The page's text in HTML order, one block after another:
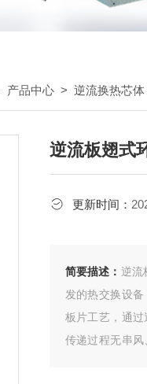
产品中心 > 逆流换热芯体
逆流板翅式
更新时间：
简要描述： 逆流
发的热交换设
板片工艺，通
传递过程无串风